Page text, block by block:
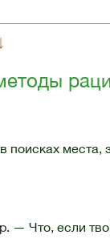
поисках места,
— Что, если